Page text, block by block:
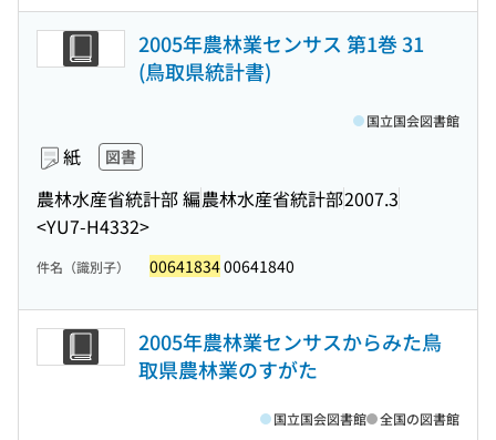
2005年農林業センサス 第1巻 31
(鳥取県統計書)
紙 図書
農林水産省統計部 編農林水産省統計部2007.3
<YU7-H4332>
国立国会図書館
件名（識別子） 0064183400641840
2005年農林業センサスからみた鳥
取県農林業のすがた
国立国会図書館 全国の図書館